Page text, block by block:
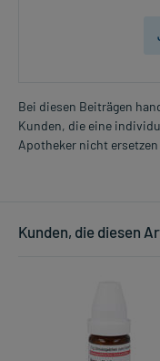
Bei diesen Beiträgen
Kunden, die eine
Apotheker nicht
Kunden, die diesen